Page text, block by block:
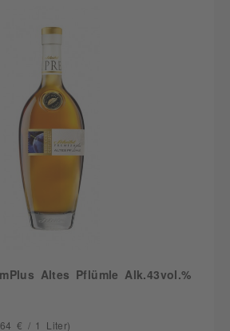
Altes Pflümle Alk.43vol.%
€ / 1 Liter)